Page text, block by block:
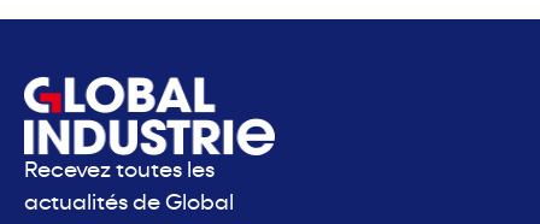
Recevez toutes les
actualités de Global